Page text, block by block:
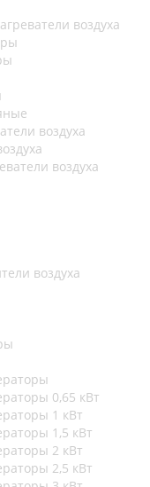
воздуха
воздуха
воздуха
воздуха
0,65 кВт
1 кВт
1,5 кВт
2 кВт
2,5 кВт